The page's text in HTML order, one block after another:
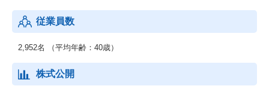
従業員数
2,952名 （平均年齢：40歳）
株式公開